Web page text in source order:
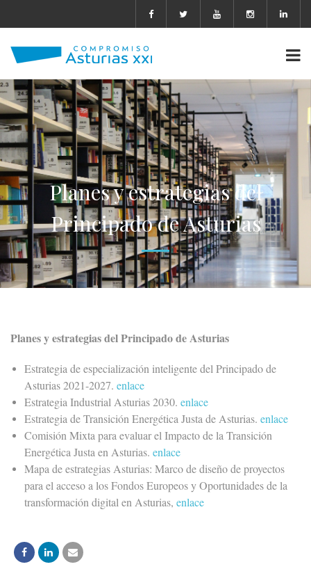
Planes y estrategias del
Principado de Asturias
Planes y estrategias del Principado de Asturias
Estrategia de especialización inteligente del Principado de
Asturias 2021-2027. enlace
Estrategia Industrial Asturias 2030. enlace
Estrategia de Transición Energética Justa de Asturias. enlace
Comisión Mixta para evaluar el Impacto de la Transición
Energética Justa en Asturias. enlace
Mapa de estrategias Asturias: Marco de diseño de proyectos
para el acceso a los Fondos Europeos y Oportunidades de la
transformación digital en Asturias, enlace